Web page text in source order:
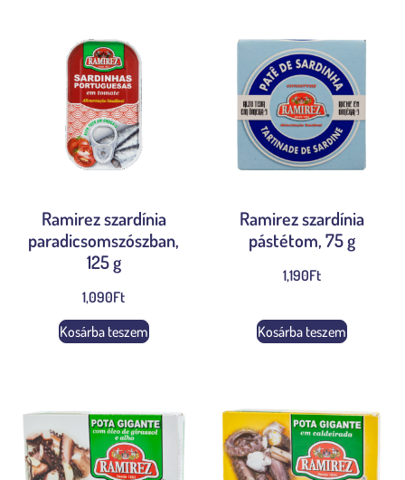
Ramirez szardínia
paradicsomszószban,
125 g
1,090Ft
Kosárba teszem
Ramirez szardínia
pástétom, 75 g
1,190Ft
Kosárba teszem